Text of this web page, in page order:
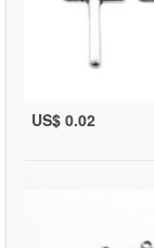
US$ 0.02